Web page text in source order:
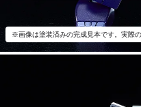
※画像は塗装済みの完成見本です。実際の